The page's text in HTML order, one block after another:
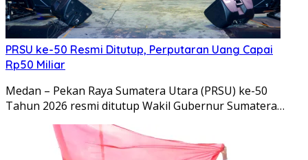
PRSU ke-50 Resmi Ditutup, Perputaran Uang Capai
Rp50 Miliar
Medan – Pekan Raya Sumatera Utara (PRSU) ke-50
Tahun 2026 resmi ditutup Wakil Gubernur Sumatera…